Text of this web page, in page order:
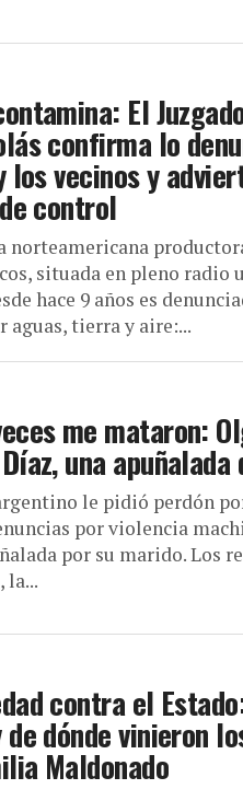
El
confirma lo
los vecinos y
control
norteamericana
situada en pleno radio
hace 9 años es
aguas, tierra y aire:...
me mataron:
una apuñalada
le pidió perdón
por violencia
por su marido. Los
la...
contra el
dónde vinieron
Maldonado